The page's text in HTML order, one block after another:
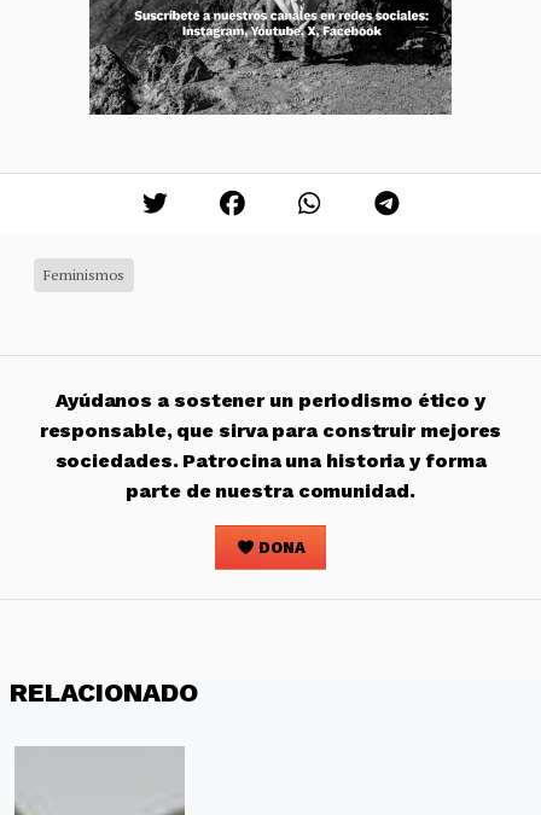
Feminismos
Ayúdanos a sostener un periodismo ético y
responsable, que sirva para construir mejores
sociedades. Patrocina una historia y forma
parte de nuestra comunidad.
DONA
RELACIONADO